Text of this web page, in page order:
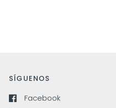
SÍGUENOS
Facebook